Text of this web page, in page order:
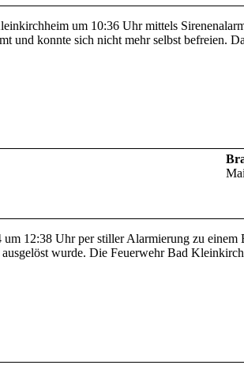
um 10:36 Uhr mittels
und konnte sich nicht mehr selbst befreien.
12:38 Uhr per stiller Alarmierung zu
wurde. Die Feuerwehr Bad